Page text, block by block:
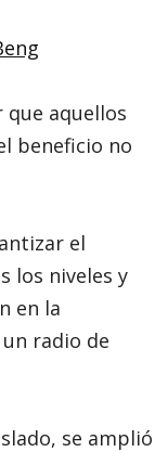
aquellos
beneficio no
el
los niveles y
en la
radio de
se amplió